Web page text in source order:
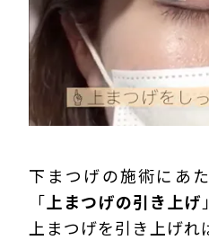
下まつげの施術にあ
「上まつげの引き上げ
上まつげを引き上げ